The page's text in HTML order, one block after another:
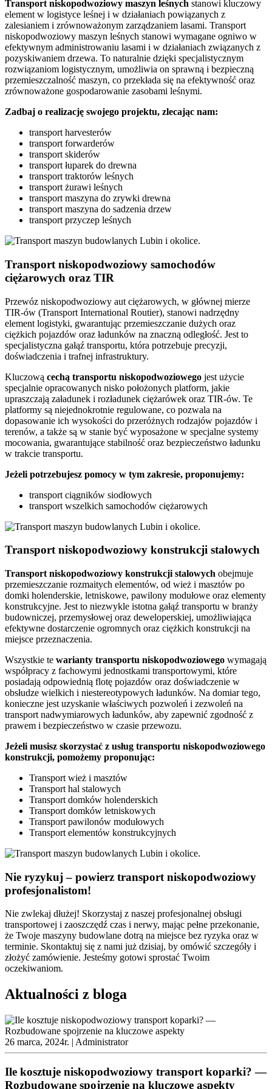
Transport niskopodwoziowy maszyn leśnych stanowi kluczowy
element w logistyce leśnej i w działaniach powiązanych z
zalesianiem i zrównoważonym zarządzaniem lasami. Transport
niskopodwoziowy maszyn leśnych stanowi wymagane ogniwo w
efektywnym administrowaniu lasami i w działaniach związanych z
pozyskiwaniem drzewa. To naturalnie dzięki specjalistycznym
rozwiązaniom logistycznym, umożliwia on sprawną i bezpieczną
przemieszczalność maszyn, co przekłada się na efektywność oraz
zrównoważone gospodarowanie zasobami leśnymi.
Zadbaj o realizację swojego projektu, zlecając nam:
transport harvesterów
transport forwarderów
transport skiderów
transport łuparek do drewna
transport traktorów leśnych
transport żurawi leśnych
transport maszyna do zrywki drewna
transport maszyna do sadzenia drzew
transport przyczep leśnych
Transport niskopodwoziowy samochodów
ciężarowych oraz TIR
Przewóz niskopodwoziowy aut ciężarowych, w głównej mierze
TIR-ów (Transport International Routier), stanowi nadrzędny
element logistyki, gwarantując przemieszczanie dużych oraz
ciężkich pojazdów oraz ładunków na znaczną odległość. Jest to
specjalistyczna gałąź transportu, która potrzebuje precyzji,
doświadczenia i trafnej infrastruktury.
Kluczową cechą transportu niskopodwoziowego jest użycie
specjalnie opracowanych nisko położonych platform, jakie
upraszczają załadunek i rozładunek ciężarówek oraz TIR-ów. Te
platformy są niejednokrotnie regulowane, co pozwala na
dopasowanie ich wysokości do przeróżnych rodzajów pojazdów i
terenów, a także są w stanie być wyposażone w specjalne systemy
mocowania, gwarantujące stabilność oraz bezpieczeństwo ładunku
w trakcie transportu.
Jeżeli potrzebujesz pomocy w tym zakresie, proponujemy:
transport ciągników siodłowych
transport wszelkich samochodów ciężarowych
Transport niskopodwoziowy konstrukcji stalowych
Transport niskopodwoziowy konstrukcji stalowych obejmuje
przemieszczanie rozmaitych elementów, od wież i masztów po
domki holenderskie, letniskowe, pawilony modułowe oraz elementy
konstrukcyjne. Jest to niezwykle istotna gałąź transportu w branży
budowniczej, przemysłowej oraz deweloperskiej, umożliwiająca
efektywne dostarczenie ogromnych oraz ciężkich konstrukcji na
miejsce przeznaczenia.
Wszystkie te warianty transportu niskopodwoziowego wymagają
współpracy z fachowymi jednostkami transportowymi, które
posiadają odpowiednią flotę pojazdów oraz doświadczenie w
obsłudze wielkich i niestereotypowych ładunków. Na domiar tego,
konieczne jest uzyskanie właściwych pozwoleń i zezwoleń na
transport nadwymiarowych ładunków, aby zapewnić zgodność z
prawem i bezpieczeństwo w czasie przewozu.
Jeżeli musisz skorzystać z usług transportu niskopodwoziowego
konstrukcji, pomożemy proponując:
Transport wież i masztów
Transport hal stalowych
Transport domków holenderskich
Transport domków letniskowych
Transport pawilonów modułowych
Transport elementów konstrukcyjnych
Nie ryzykuj – powierz transport niskopodwoziowy
profesjonalistom!
Nie zwlekaj dłużej! Skorzystaj z naszej profesjonalnej obsługi
transportowej i zaoszczędź czas i nerwy, mając pełne przekonanie,
że Twoje maszyny budowlane dotrą na miejsce bez ryzyka oraz w
terminie. Skontaktuj się z nami już dzisiaj, by omówić szczegóły i
złożyć zamówienie. Jesteśmy gotowi sprostać Twoim
oczekiwaniom.
Aktualności z bloga
26 marca, 2024r. | Administrator
Ile kosztuje niskopodwoziowy transport koparki? —
Rozbudowane spojrzenie na kluczowe aspekty